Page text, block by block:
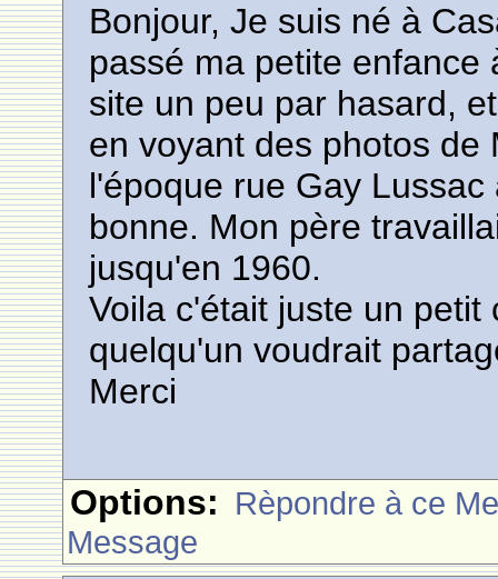
Bonjour, Je suis né à
passé ma petite
site un peu par hasard,
en voyant des photos de
l'époque rue Gay
bonne. Mon père
jusqu'en 1960.
Voila c'était juste un
quelqu'un voudrait
Merci
Options: Rèpondre à ce
Message